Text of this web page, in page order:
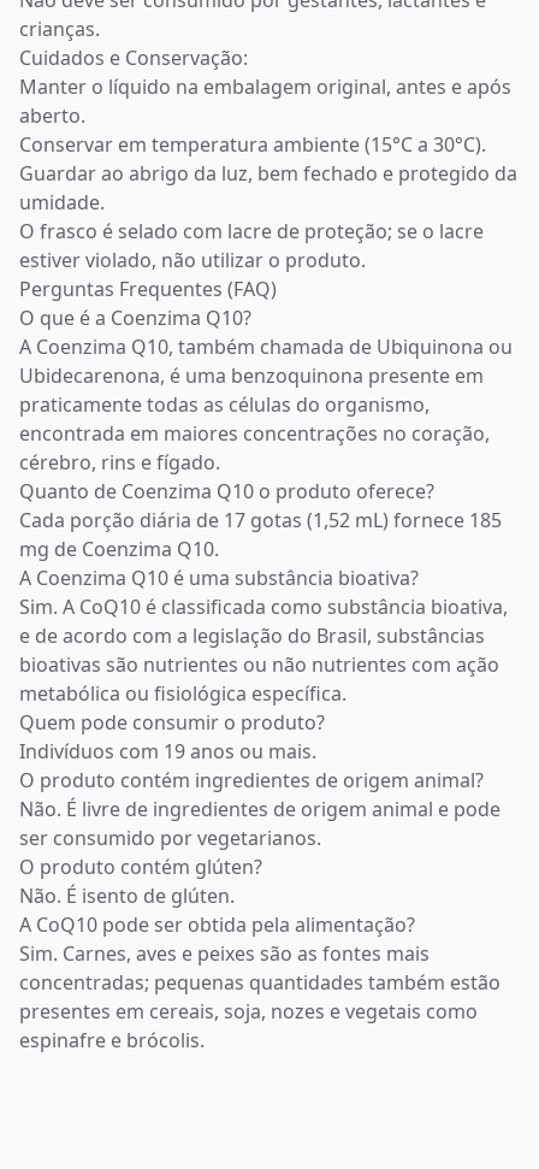
crianças.
Cuidados e Conservação:
Manter o líquido na embalagem original, antes e após
aberto.
Conservar em temperatura ambiente (15°C a 30°C).
Guardar ao abrigo da luz, bem fechado e protegido da
umidade.
O frasco é selado com lacre de proteção; se o lacre
estiver violado, não utilizar o produto.
Perguntas Frequentes (FAQ)
O que é a Coenzima Q10?
A Coenzima Q10, também chamada de Ubiquinona ou
Ubidecarenona, é uma benzoquinona presente em
praticamente todas as células do organismo,
encontrada em maiores concentrações no coração,
cérebro, rins e fígado.
Quanto de Coenzima Q10 o produto oferece?
Cada porção diária de 17 gotas (1,52 mL) fornece 185
mg de Coenzima Q10.
A Coenzima Q10 é uma substância bioativa?
Sim. A CoQ10 é classificada como substância bioativa,
e de acordo com a legislação do Brasil, substâncias
bioativas são nutrientes ou não nutrientes com ação
metabólica ou fisiológica específica.
Quem pode consumir o produto?
Indivíduos com 19 anos ou mais.
O produto contém ingredientes de origem animal?
Não. É livre de ingredientes de origem animal e pode
ser consumido por vegetarianos.
O produto contém glúten?
Não. É isento de glúten.
A CoQ10 pode ser obtida pela alimentação?
Sim. Carnes, aves e peixes são as fontes mais
concentradas; pequenas quantidades também estão
presentes em cereais, soja, nozes e vegetais como
espinafre e brócolis.